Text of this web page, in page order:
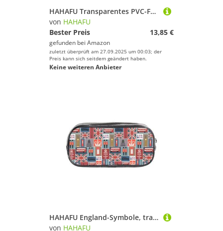
HAHAFU Transparentes PVC-Federmäppchen mit Gitarrenmuster, transparente Make-up-Tasche für Schule, Büro, Reisen, Fitnessstudio, Zubehör (komplett bedruckte Vorderseite)
von HAHAFU
Bester Preis
13,85 €
gefunden bei Amazon
zuletzt überprüft am 27.09.2025 um 00:03; der
Preis kann sich seitdem geändert haben.
Keine weiteren Anbieter
HAHAFU England-Symbole, transparentes PVC-Federmäppchen, transparente Make-up-Tasche für Schule, Büro, Reisen, Fitnessstudio, Zubehör, Organizer (komplett bedruckte Vorderseite)
von HAHAFU